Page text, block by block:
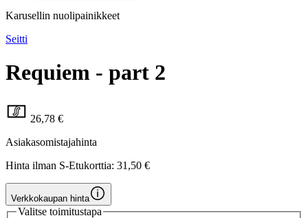
Karusellin nuolipainikkeet
Seitti
Requiem - part 2
26,78 €
Asiakasomistajahinta
Hinta ilman S-Etukorttia: 31,50 €
Verkkokaupan hinta
Valitse toimitustapa